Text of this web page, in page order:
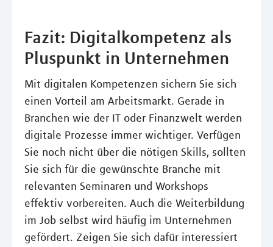
Fazit: Digitalkompetenz als
Pluspunkt in Unternehmen
Mit digitalen Kompetenzen sichern Sie sich
einen Vorteil am Arbeitsmarkt. Gerade in
Branchen wie der IT oder Finanzwelt werden
digitale Prozesse immer wichtiger. Verfügen
Sie noch nicht über die nötigen Skills, sollten
Sie sich für die gewünschte Branche mit
relevanten Seminaren und Workshops
effektiv vorbereiten. Auch die Weiterbildung
im Job selbst wird häufig im Unternehmen
gefördert. Zeigen Sie sich dafür interessiert